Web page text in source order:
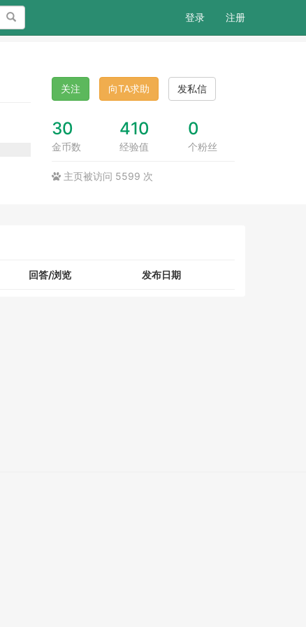
搜索 登录 注册
关注 向TA求助 发私信
30
金币数
410
经验值
0
个粉丝
主页被访问 5599 次
回答/浏览 发布日期